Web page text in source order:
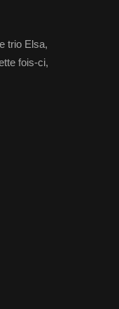
trio Elsa,
fois-ci,